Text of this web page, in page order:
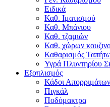
Ειδικά
Καθ. Ιματισμού
Καθ. Μπάνιου
Καθ. τζαμιών
Καθ. χώρων
Καθαρισμός
Υγρά Πλυντηρίου
Εξοπλισμός
Κάδοι Απορριμάτων
Πιγκάλ
Ποδόμακτρα